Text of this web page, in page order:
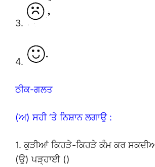
3.
4.
ਠੀਕ-ਗਲਤ
(ਅ) ਸਹੀ ‘ਤੇ ਨਿਸ਼ਾਨ ਲਗਾਉ :
1. ਕੁੜੀਆਂ ਕਿਹੜੇ-ਕਿਹੜੇ ਕੰਮ ਕਰ
(ਉ) ਪੜ੍ਹਾਈ ()